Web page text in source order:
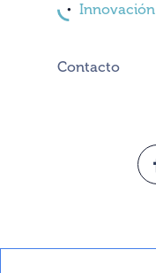
Innovación
Contacto